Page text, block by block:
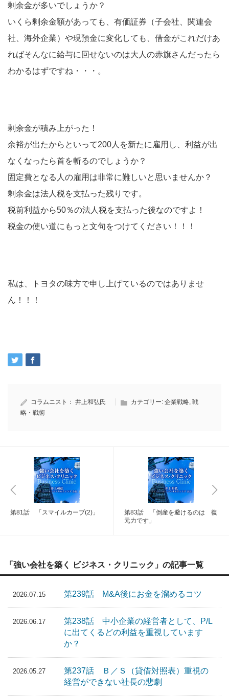
剰余金が多いでしょうか？
いくら剰余金額があっても、有価証券（子会社、関連会
社、海外企業）や現預金に変化しても、借金がこれだけあ
ればそんなに給与に回せないのは大人の赤旗さんだったら
わかるはずですね・・・。
剰余金が積み上がった！
余裕が出たからといって200人を新たに雇用し、利益が出
なくなったら首を斬るのでしょうか？
固定費となる人の雇用は非常に難しいと思いませんか？
剰余金は法人税を支払った残りです。
税前利益から50％の法人税を支払った後なのですよ！
税金の使い道にもっと文句をつけてください！！！
私は、トヨタの味方で申し上げているのではありませ
ん！！！
コラムニスト： 井上和弘氏 カテゴリー: 企業戦略, 戦
略・戦術
第81話 「スマイルカーブ(2)」
第83話 「倒産を避けるのは 復
元力です」
「強い会社を築く ビジネス・クリニック」の記事一覧
2026.07.15 第239話 M&A後にお金を溜めるコツ
2026.06.17
第238話 中小企業の経営者として、P/L
に出てくるどの利益を重視しています
か？
2026.05.27
第237話 Ｂ／Ｓ（貸借対照表）重視の
経営ができない社長の悲劇